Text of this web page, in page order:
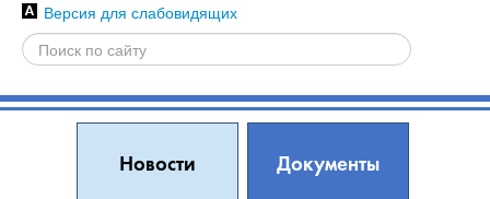
Версия для слабовидящих
Новости Документы